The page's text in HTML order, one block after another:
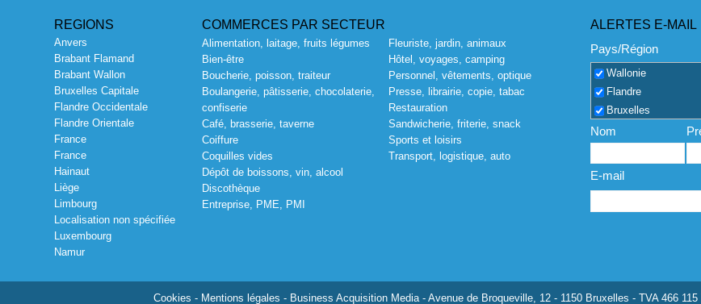
REGIONS
Anvers
Brabant Flamand
Brabant Wallon
Bruxelles Capitale
Flandre Occidentale
Flandre Orientale
France
France
Hainaut
Liège
Limbourg
Localisation non spécifiée
Luxembourg
Namur
COMMERCES PAR SECTEUR
Alimentation, laitage, fruits légumes
Bien-être
Boucherie, poisson, traiteur
Boulangerie, pâtisserie, chocolaterie,
confiserie
Café, brasserie, taverne
Coiffure
Coquilles vides
Dépôt de boissons, vin, alcool
Discothèque
Entreprise, PME, PMI
Fleuriste, jardin, animaux
Hôtel, voyages, camping
Personnel, vêtements, optique
Presse, librairie, copie, tabac
Restauration
Sandwicherie, friterie, snack
Sports et loisirs
Transport, logistique, auto
ALERTES E-MAIL
Pays/Région
Wallonie
Flandre
Bruxelles
Nom
E-mail
Cookies - Mentions légales - Business Acquisition Media - Avenue de Broqueville, 12 - 1150 Bruxelles - TVA 466